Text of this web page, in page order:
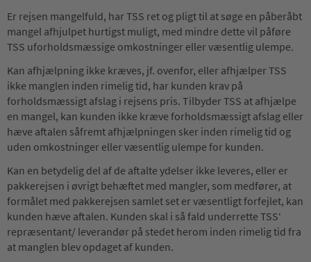
Er rejsen mangelfuld, har TSS ret og pligt til at søge en påberåbt
mangel afhjulpet hurtigst muligt, med mindre dette vil påføre
TSS uforholdsmæssige omkostninger eller væsentlig ulempe.
Kan afhjælpning ikke kræves, jf. ovenfor, eller afhjælper TSS
ikke manglen inden rimelig tid, har kunden krav på
forholdsmæssigt afslag i rejsens pris. Tilbyder TSS at afhjælpe
en mangel, kan kunden ikke kræve forholdsmæssigt afslag eller
hæve aftalen såfremt afhjælpningen sker inden rimelig tid og
uden omkostninger eller væsentlig ulempe for kunden.
Kan en betydelig del af de aftalte ydelser ikke leveres, eller er
pakkerejsen i øvrigt behæftet med mangler, som medfører, at
formålet med pakkerejsen samlet set er væsentligt forfejlet, kan
kunden hæve aftalen. Kunden skal i så fald underrette TSS‘
repræsentant/ leverandør på stedet herom inden rimelig tid fra
at manglen blev opdaget af kunden.